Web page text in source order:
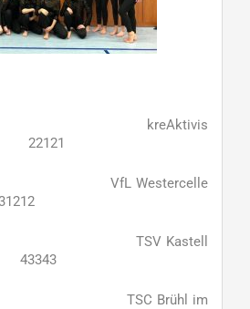
kreAktivis
VfL Westercelle
TSV Kastell
TSC Brühl im